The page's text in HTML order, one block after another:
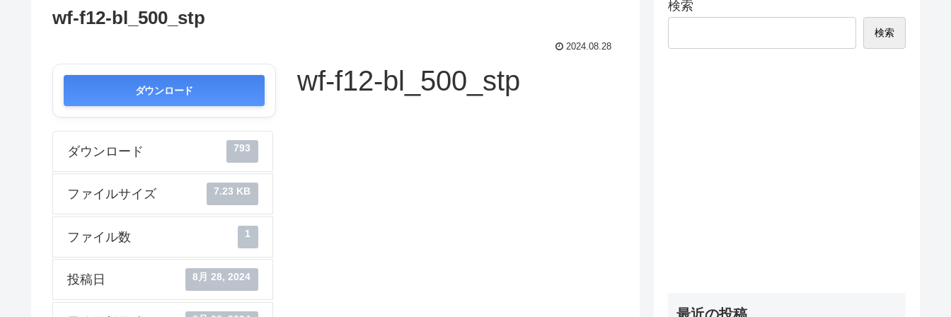
wf-f12-bl_500_stp
2024.08.28
ダウンロード
ダウンロード 793
ファイルサイズ 7.23 KB
ファイル数 1
投稿日 8月 28, 2024
wf-f12-bl_500_stp
検索
検索